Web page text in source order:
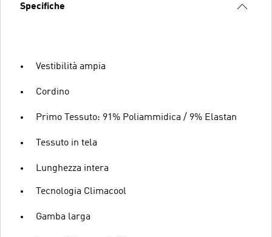
Specifiche
Vestibilità ampia
Cordino
Primo Tessuto: 91% Poliammidica / 9% Elastan
Tessuto in tela
Lunghezza intera
Tecnologia Climacool
Gamba larga